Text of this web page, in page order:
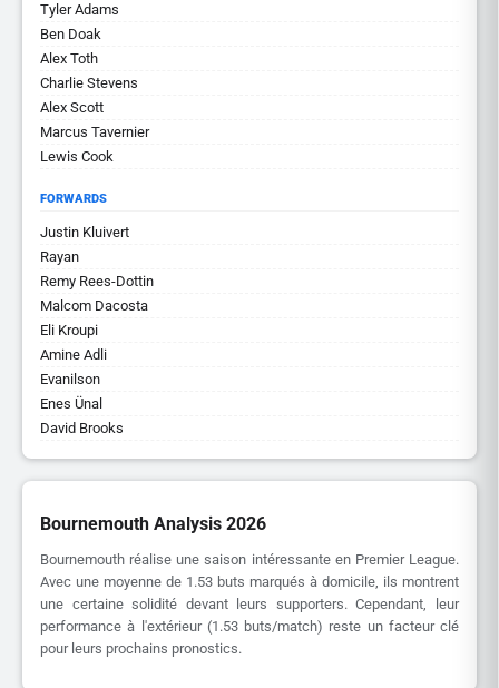
Tyler Adams
Ben Doak
Alex Toth
Charlie Stevens
Alex Scott
Marcus Tavernier
Lewis Cook
FORWARDS
Justin Kluivert
Rayan
Remy Rees-Dottin
Malcom Dacosta
Eli Kroupi
Amine Adli
Evanilson
Enes Ünal
David Brooks
Bournemouth Analysis 2026
Bournemouth réalise une saison intéressante en Premier League.
Avec une moyenne de 1.53 buts marqués à domicile, ils montrent
une certaine solidité devant leurs supporters. Cependant, leur
performance à l'extérieur (1.53 buts/match) reste un facteur clé
pour leurs prochains pronostics.